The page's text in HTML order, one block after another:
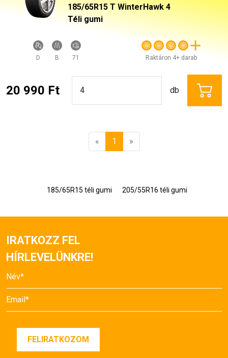
185/65R15 T WinterHawk 4
Téli gumi
D B 71 Raktáron 4+ darab
20 990 Ft db
« 1 »
185/65R15 téli gumi 205/55R16 téli gumi
IRATKOZZ FEL
HÍRLEVELÜNKRE!